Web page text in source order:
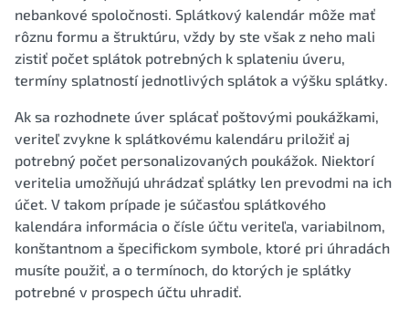
nebankové spoločnosti. Splátkový kalendár môže mať
rôznu formu a štruktúru, vždy by ste však z neho mali
zistiť počet splátok potrebných k splateniu úveru,
termíny splatností jednotlivých splátok a výšku splátky.
Ak sa rozhodnete úver splácať poštovými poukážkami,
veriteľ zvykne k splátkovému kalendáru priložiť aj
potrebný počet personalizovaných poukážok. Niektorí
veritelia umožňujú uhrádzať splátky len prevodmi na ich
účet. V takom prípade je súčasťou splátkového
kalendára informácia o čísle účtu veriteľa, variabilnom,
konštantnom a špecifickom symbole, ktoré pri úhradách
musíte použiť, a o termínoch, do ktorých je splátky
potrebné v prospech účtu uhradiť.